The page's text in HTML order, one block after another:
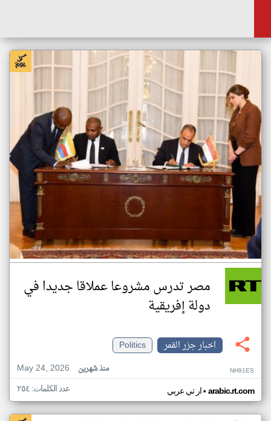
مصر تدرس مشروعا عملاقا جديدا في
دولة إفريقية
اخبار جزر القمر
Politics
May 24, 2026
منذ شهرين NH91ES
ار تي عربي• arabic.rt.com عدد الكلمات: ٢٥٤